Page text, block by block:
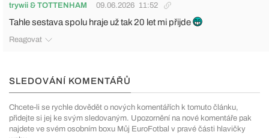
trywii & TOTTENHAM 09.06.2026 11:52
Tahle sestava spolu hraje už tak 20 let mi přijde
Reagovat
SLEDOVÁNÍ KOMENTÁŘŮ
Chcete-li se rychle dovědět o nových komentářích k tomuto článku,
přidejte si jej ke svým sledovaným. Upozornění na nové komentáře pak
najdete ve svém osobním boxu Můj EuroFotbal v pravé části hlavičky